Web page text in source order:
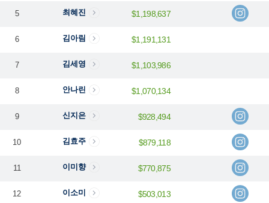
5 최혜진 $1,198,637
6 김아림 $1,191,131
7 김세영 $1,103,986
8 안나린 $1,070,134
9 신지은 $928,494
10 김효주 $879,118
11 이미향 $770,875
12 이소미 $503,013